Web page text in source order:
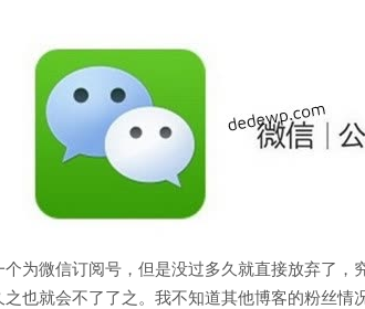
为微信订阅号，但是没过多久就直接放弃了
也就会不了了之。我不知道其他博客的粉丝